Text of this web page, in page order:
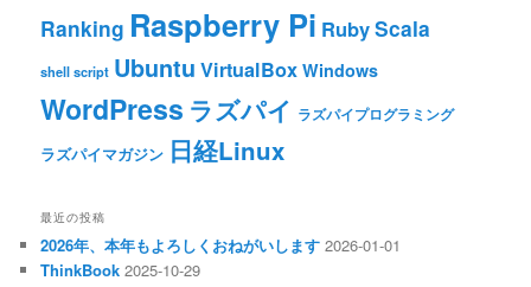
Ranking Raspberry Pi RubyScala
shell script Ubuntu VirtualBox Windows
WordPress ラズパイ ラズパイプログラミング
ラズパイマガジン 日経Linux
最近の投稿
2026年、本年もよろしくおねがいします 2026-01-01
ThinkBook 2025-10-29